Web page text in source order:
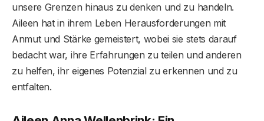
unsere Grenzen hinaus zu denken und zu handeln.
Aileen hat in ihrem Leben Herausforderungen mit
Anmut und Stärke gemeistert, wobei sie stets darauf
bedacht war, ihre Erfahrungen zu teilen und anderen
zu helfen, ihr eigenes Potenzial zu erkennen und zu
entfalten.